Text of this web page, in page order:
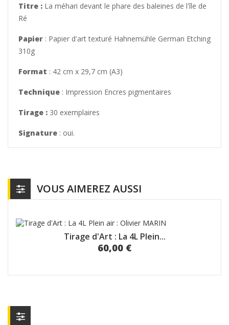
Titre : La méhari devant le phare des baleines de l'île de
Ré
Papier : Papier d'art texturé Hahnemühle German Etching
310g
Format : 42 cm x 29,7 cm (A3)
Technique : Impression Encres pigmentaires
Tirage : 30 exemplaires
Signature : oui.
VOUS AIMEREZ AUSSI
Tirage d'Art : La 4L Plein...
60,00 €